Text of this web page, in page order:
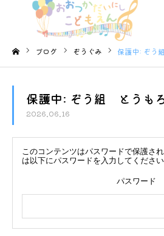
ブログ ぞうぐみ 保護中: ぞう
保護中: ぞう組 とうも
2026.06.16
このコンテンツはパスワードで保護さ
は以下にパスワードを入力してください
パスワード